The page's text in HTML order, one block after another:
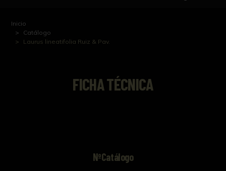
Inicio
Catálogo
Laurus lineatifolia Ruiz & Pav.
FICHA TÉCNICA
NºCatálogo